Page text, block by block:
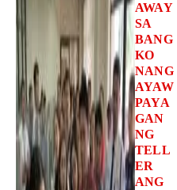
AWAY
SA
BANG
KO
NANG
AYAW
PAYA
GAN
NG
TELL
ER
ANG